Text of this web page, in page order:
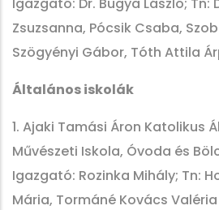
Zsuzsanna, Pócsik Csaba,
Szögyényi Gábor, Tóth Attila
Általános iskolák
1. Ajaki Tamási Áron Katolikus
Művészeti Iskola, Óvoda és
Igazgató: Rozinka Mihály; Tn:
Mária, Tormáné Kovács Valéria